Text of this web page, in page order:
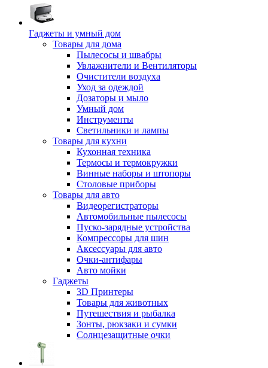
Гаджеты и умный дом
Товары для дома
Пылесосы и швабры
Увлажнители и Вентиляторы
Очистители воздуха
Уход за одеждой
Дозаторы и мыло
Умный дом
Инструменты
Светильники и лампы
Товары для кухни
Кухонная техника
Термосы и термокружки
Винные наборы и штопоры
Столовые приборы
Товары для авто
Видеорегистраторы
Автомобильные пылесосы
Пуско-зарядные устройства
Компрессоры для шин
Аксессуары для авто
Очки-антифары
Авто мойки
Гаджеты
3D Принтеры
Товары для животных
Путешествия и рыбалка
Зонты, рюкзаки и сумки
Солнцезащитные очки